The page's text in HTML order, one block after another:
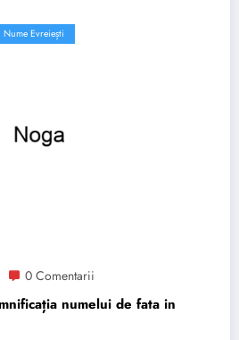
Nume Evreiești
0 Comentarii
numelui de fata in